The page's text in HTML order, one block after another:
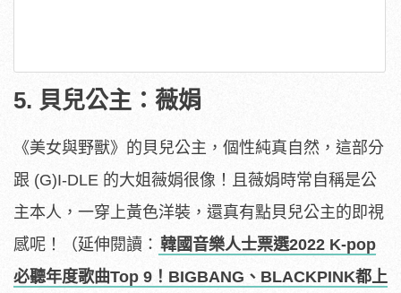
5. 貝兒公主：薇娟
《美女與野獸》的貝兒公主，個性純真自然，這部分
跟 (G)I-DLE 的大姐薇娟很像！且薇娟時常自稱是公
主本人，一穿上黃色洋裝，還真有點貝兒公主的即視
感呢！
（延伸閱讀： 韓國音樂人士票選2022 K-pop
必聽年度歌曲Top 9！BIGBANG、BLACKPINK都上